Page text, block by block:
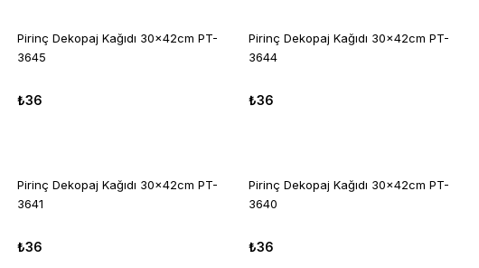
Pirinç Dekopaj Kağıdı 30x42cm PT-
3645
₺36
Pirinç Dekopaj Kağıdı 30x42cm PT-
3644
₺36
Pirinç Dekopaj Kağıdı 30x42cm PT-
3641
₺36
Pirinç Dekopaj Kağıdı 30x42cm PT-
3640
₺36